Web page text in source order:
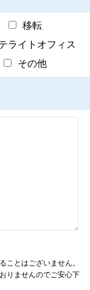
移転
ライトオフィス
その他
ことはございません。
りませんのでご安心下